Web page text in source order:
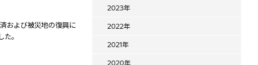
および被災地の復興に
。
2023年
2022年
2021年
2020年